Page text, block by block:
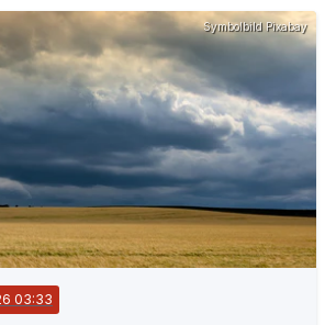
Symbolbild Pixabay
03:33